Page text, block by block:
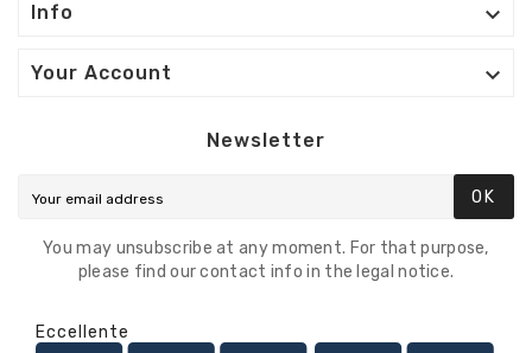
Info 
Your Account 
Newsletter
OK
You may unsubscribe at any moment. For that purpose,
please find our contact info in the legal notice.
Eccellente